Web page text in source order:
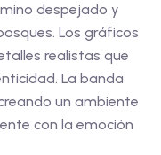
despejado y
Los gráficos
realistas que
La banda
un ambiente
con la emoción